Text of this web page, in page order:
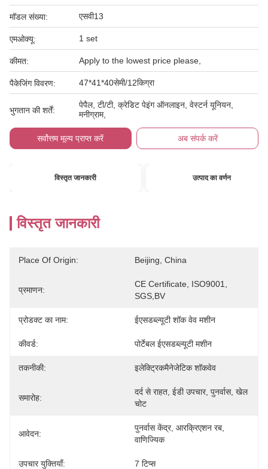
मॉडल संख्या: एसवी13
एमओक्यू: 1 set
कीमत: Apply to the lowest price please,
पैकेजिंग विवरण: 47*41*40सेमी/12किग्रा
भुगतान की शर्तें:
पेपैल, टी/टी, क्रेडिट पेइंग ऑनलाइन, वेस्टर्न यूनियन,
मनीग्राम,
सर्वोत्तम मूल्य प्राप्त करें अब संपर्क करें
विस्तृत जानकारी उत्पाद का वर्णन
विस्तृत जानकारी
Place Of Origin: Beijing, China
प्रमाणन:
CE Certificate, ISO9001,
SGS,BV
प्रोडक्ट का नाम: ईएसडब्ल्यूटी शॉक वेव मशीन
कीवर्ड: पोर्टेबल ईएसडब्ल्यूटी मशीन
तकनीकी: इलेक्ट्रिकमैनेजेटिक शॉकवेव
समारोह:
दर्द से राहत, ईडी उपचार, पुनर्वास, खेल
चोट
आवेदन:
पुनर्वास केंद्र, आरक्रिएशन रब,
वाणिज्यिक
उपचार युक्तियाँ: 7 टिप्स